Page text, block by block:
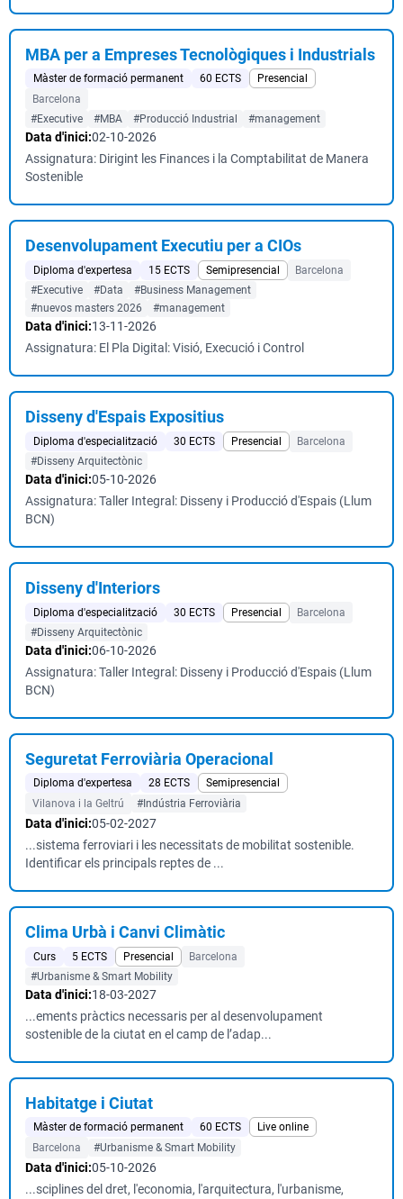
MBA per a Empreses Tecnològiques i Industrials
Màster de formació permanent 60 ECTS
Presencial
Barcelona
#Executive
#MBA #Producció Industrial #management
Data d'inici:02-10-2026
Assignatura: Dirigint les Finances i la Comptabilitat de Manera
Sostenible
Desenvolupament Executiu per a CIOs
Diploma d'expertesa 15 ECTS Semipresencial
Barcelona
#Executive
#Data
#Business Management
#nuevos masters 2026
#management
Data d'inici:13-11-2026
Assignatura: El Pla Digital: Visió, Execució i Control
Disseny d'Espais Expositius
Diploma d'especialització 30 ECTS Presencial
Barcelona
#Disseny Arquitectònic
Data d'inici:05-10-2026
Assignatura: Taller Integral: Disseny i Producció d'Espais (Llum
BCN)
Disseny d'Interiors
Diploma d'especialització 30 ECTS Presencial
Barcelona
#Disseny Arquitectònic
Data d'inici:06-10-2026
Assignatura: Taller Integral: Disseny i Producció d'Espais (Llum
BCN)
Seguretat Ferroviària Operacional
Diploma d'expertesa 28 ECTS
Semipresencial
Vilanova i la Geltrú
#Indústria Ferroviària
Data d'inici:05-02-2027
...sistema ferroviari i les necessitats de mobilitat sostenible.
Identificar els principals reptes de ...
Clima Urbà i Canvi Climàtic
Curs 5 ECTS Presencial
Barcelona
#Urbanisme & Smart Mobility
Data d'inici:18-03-2027
...ements pràctics necessaris per al desenvolupament
sostenible de la ciutat en el camp de l’adap...
Habitatge i Ciutat
Màster de formació permanent 60 ECTS
Live online
Barcelona
#Urbanisme & Smart Mobility
Data d'inici:05-10-2026
...sciplines del dret, l'economia, l'arquitectura, l'urbanisme,